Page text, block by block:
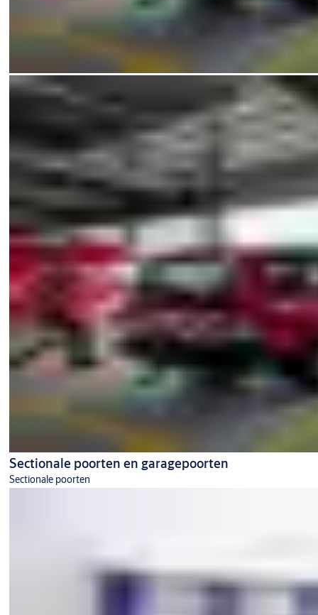
Sectionale poorten en garagepoorten
Sectionale poorten